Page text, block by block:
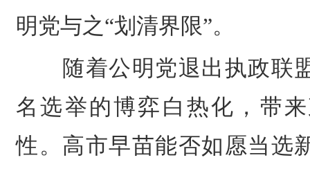
明党与之“划清界限”。
随着公明党退出执政联
名选举的博弈白热化，带
性。高市早苗能否如愿当选